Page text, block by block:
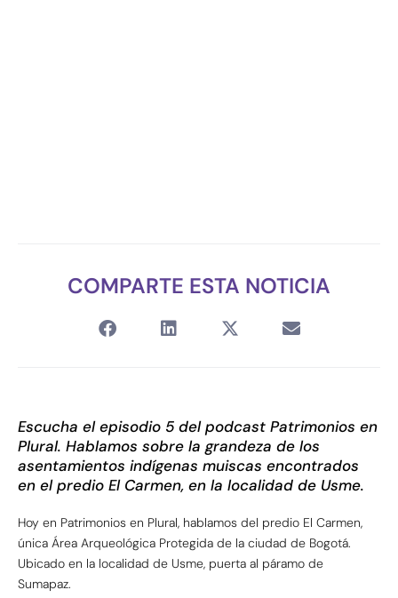
COMPARTE ESTA NOTICIA
Escucha el episodio 5 del podcast Patrimonios en
Plural. Hablamos sobre la grandeza de los
asentamientos indígenas muiscas encontrados
en el predio El Carmen, en la localidad de Usme.
Hoy en Patrimonios en Plural, hablamos del predio El Carmen,
única Área Arqueológica Protegida de la ciudad de Bogotá.
Ubicado en la localidad de Usme, puerta al páramo de
Sumapaz.